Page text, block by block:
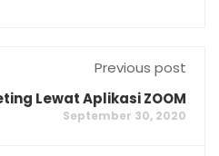
Previous post
Lewat Aplikasi ZOOM
September 30, 2020